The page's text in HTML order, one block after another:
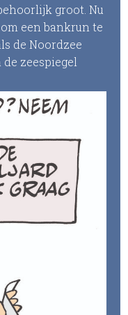
groot. Nu
een bankrun te
de Noordzee
zeespiegel